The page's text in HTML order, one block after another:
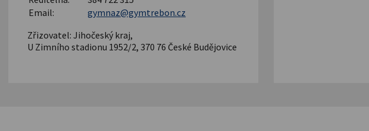
Email:
gymnaz@gymtrebon.cz
Zřizovatel: Jihočeský kraj,
U Zimního stadionu 1952/2, 370 76 České Budějovice